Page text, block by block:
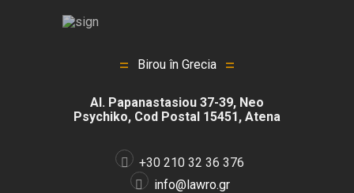
Birou în Grecia
Al. Papanastasiou 37-39, Neo
Psychiko, Cod Postal 15451, Atena
+30 210 32 36 376
info@lawro.gr